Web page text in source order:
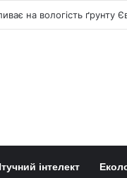
сонячного
інтелект